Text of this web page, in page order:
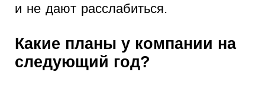
и не дают расслабиться.
Какие планы у компании на
следующий год?